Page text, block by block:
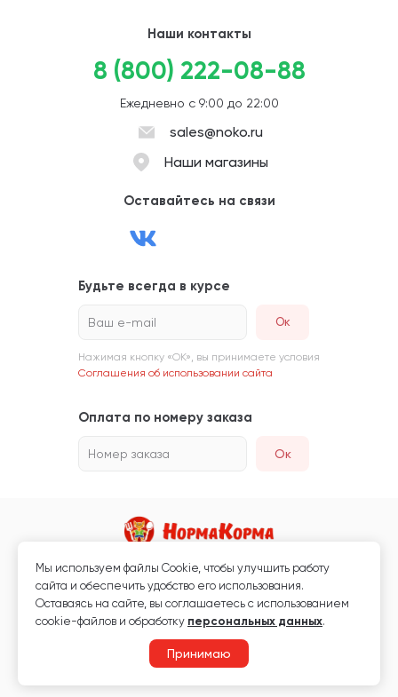
Наши контакты
8 (800) 222-08-88
Ежедневно с 9:00 до 22:00
sales@noko.ru
Наши магазины
Оставайтесь на связи
Будьте всегда в курсе
Ваш e-mail
Нажимая кнопку «ОК», вы принимаете условия
Соглашения об использовании сайта
Оплата по номеру заказа
Номер заказа Ок
Магазин кормов для животных и ветаптека
Любая информация, размещённая на сайте, не является публичной
офертой.
Мы используем файлы Сookie, чтобы улучшить работу
сайта и обеспечить удобство его использования.
Оставаясь на сайте, вы соглашаетесь с использованием
cookie-файлов и обработку персональных данных.
Принимаю